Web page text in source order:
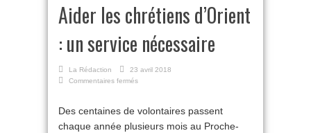
Aider les chrétiens d’Orient
: un service nécessaire
La Rédaction
23 avril 2018
Commentaires fermés
chrétiens
d’Orient
Des centaines de volontaires passent
chaque année plusieurs mois au Proche-